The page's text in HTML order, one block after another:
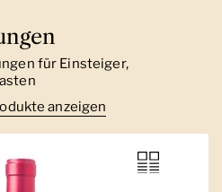
für Einsteiger,
anzeigen